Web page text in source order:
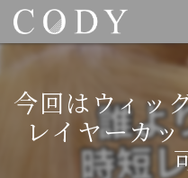
今回はウィッ
レイヤーカ